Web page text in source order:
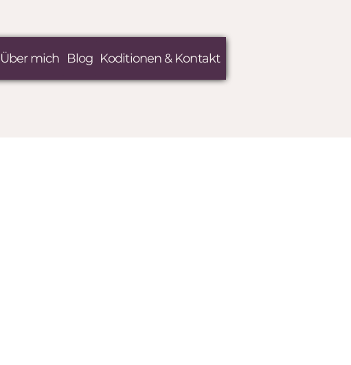
Über mich Blog Koditionen & Kontakt